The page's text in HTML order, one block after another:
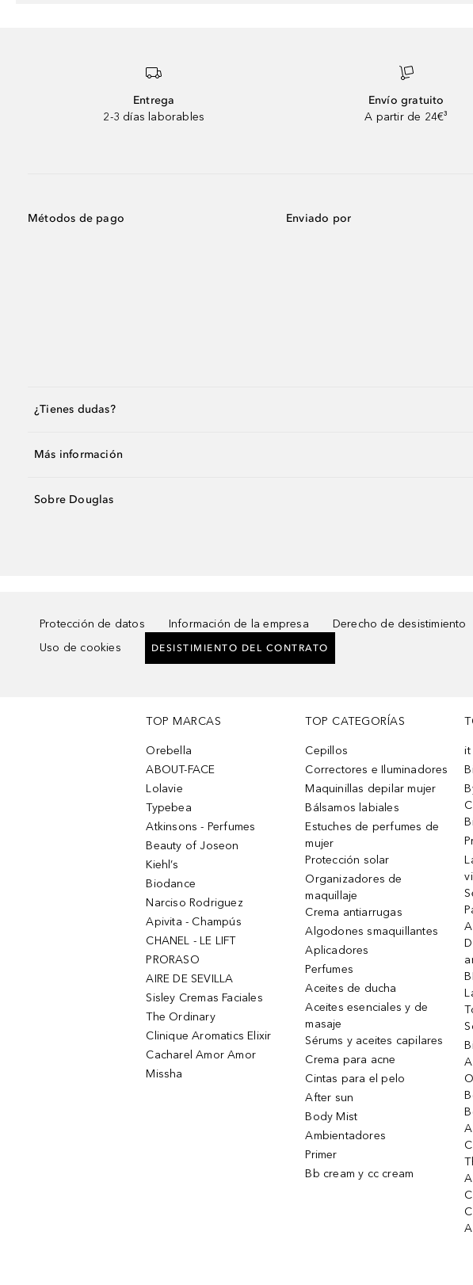
Entrega
2-3 días laborables
Envío gratuito
A partir de 24€³
Métodos de pago Enviado por
¿Tienes dudas?
Más información
Sobre Douglas
Protección de datos Información de la empresa Derecho de desistimiento
Uso de cookies
DESISTIMIENTO DEL CONTRATO
TOP MARCAS
Orebella
ABOUT-FACE
Lolavie
Typebea
Atkinsons - Perfumes
Beauty of Joseon
Kiehl’s
Biodance
Narciso Rodriguez
Apivita - Champús
CHANEL - LE LIFT
PRORASO
AIRE DE SEVILLA
Sisley Cremas Faciales
The Ordinary
Clinique Aromatics Elixir
Cacharel Amor Amor
Missha
TOP CATEGORÍAS
Cepillos
Correctores e Iluminadores
Maquinillas depilar mujer
Bálsamos labiales
Estuches de perfumes de
mujer
Protección solar
Organizadores de
maquillaje
Crema antiarrugas
Algodones smaquillantes
Aplicadores
Perfumes
Aceites de ducha
Aceites esenciales y de
masaje
Sérums y aceites capilares
Crema para acne
Cintas para el pelo
After sun
Body Mist
Ambientadores
Primer
Bb cream y cc cream
it